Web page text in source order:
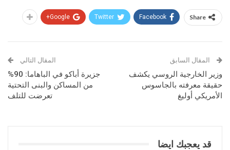
Share
Facebook
Twitter
Google+
المقال السابق
وزير الخارجية الروسي يكشف
حقيقة معرفته بالجاسوس
الأمريكي أوليغ
المقال التالي
جزيرة أباكو في الباهاما: 90%
من المساكن والبنى التحتية
تعرضت للتلف
قد يعجبك ايضا